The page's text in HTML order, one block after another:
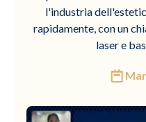
l'industria
rapidamente, con un
laser e